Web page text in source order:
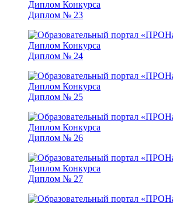
Диплом № 23
Диплом № 24
Диплом № 25
Диплом № 26
Диплом № 27